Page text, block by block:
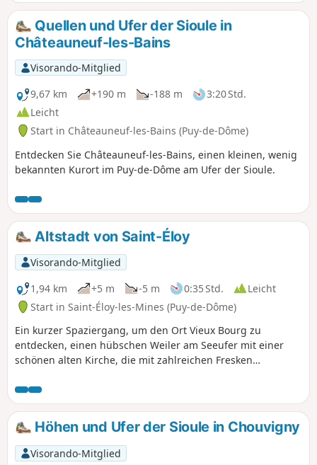
Quellen und Ufer der Sioule in
Châteauneuf-les-Bains
Visorando-Mitglied
9,67 km
+190 m -188 m
3:20 Std.
Leicht
Start in Châteauneuf-les-Bains (Puy-de-Dôme)
Entdecken Sie Châteauneuf-les-Bains, einen kleinen, wenig
bekannten Kurort im Puy-de-Dôme am Ufer der Sioule.
Altstadt von Saint-Éloy
Visorando-Mitglied
1,94 km
+5 m -5 m 0:35 Std.
Leicht
Start in Saint-Éloy-les-Mines (Puy-de-Dôme)
Ein kurzer Spaziergang, um den Ort Vieux Bourg zu
entdecken, einen hübschen Weiler am Seeufer mit einer
schönen alten Kirche, die mit zahlreichen Fresken
Höhen und Ufer der Sioule in Chouvigny
Visorando-Mitglied